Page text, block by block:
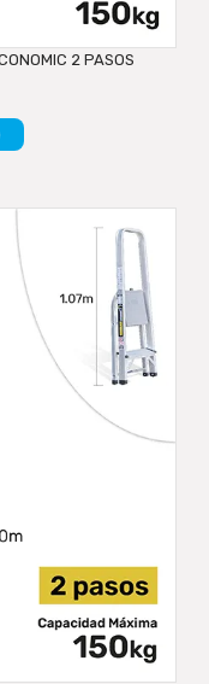
2 PASOS